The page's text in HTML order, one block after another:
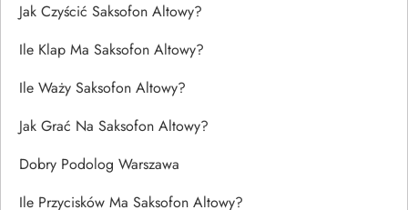
Jak Czyścić Saksofon Altowy?
Ile Klap Ma Saksofon Altowy?
Ile Waży Saksofon Altowy?
Jak Grać Na Saksofon Altowy?
Dobry Podolog Warszawa
Ile Przycisków Ma Saksofon Altowy?